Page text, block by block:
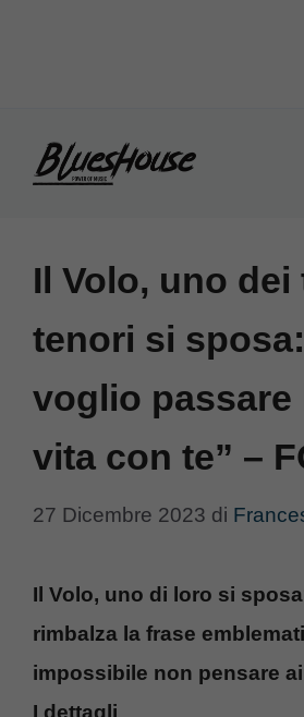
Il Volo, uno dei
tenori si
voglio passare
vita con te” –
27 Dicembre 2023 di
Il Volo, uno di loro si
rimbalza la frase
impossibile non pensare
I dettagli